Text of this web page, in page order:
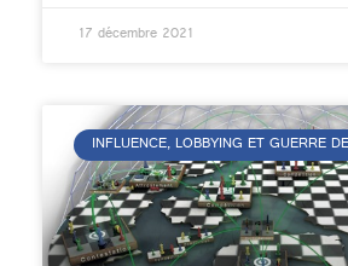
17 décembre 2021
INFLUENCE, LOBBYING ET GUERRE